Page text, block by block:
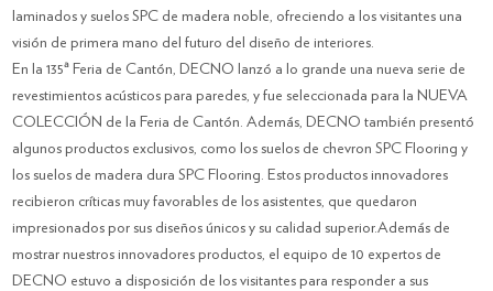
laminados y suelos SPC de madera noble, ofreciendo a los visitantes una
visión de primera mano del futuro del diseño de interiores.
En la 135ª Feria de Cantón, DECNO lanzó a lo grande una nueva serie de
revestimientos acústicos para paredes, y fue seleccionada para la NUEVA
COLECCIÓN de la Feria de Cantón. Además, DECNO también presentó
algunos productos exclusivos, como los suelos de chevron SPC Flooring y
los suelos de madera dura SPC Flooring. Estos productos innovadores
recibieron críticas muy favorables de los asistentes, que quedaron
impresionados por sus diseños únicos y su calidad superior.Además de
mostrar nuestros innovadores productos, el equipo de 10 expertos de
DECNO estuvo a disposición de los visitantes para responder a sus